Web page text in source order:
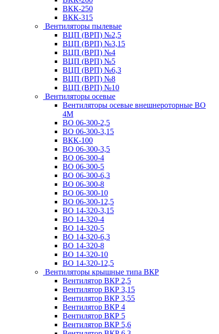
ВКК-250
ВКК-315
Вентиляторы пылевые
ВЦП (ВРП) №2,5
ВЦП (ВРП) №3,15
ВЦП (ВРП) №4
ВЦП (ВРП) №5
ВЦП (ВРП) №6,3
ВЦП (ВРП) №8
ВЦП (ВРП) №10
Вентиляторы осевые
Вентиляторы осевые внешнероторные ВО
4М
ВО 06-300-2,5
ВО 06-300-3,15
ВКК-100
ВО 06-300-3,5
ВО 06-300-4
ВО 06-300-5
ВО 06-300-6,3
ВО 06-300-8
ВО 06-300-10
ВО 06-300-12,5
ВО 14-320-3,15
ВО 14-320-4
ВО 14-320-5
ВО 14-320-6,3
ВО 14-320-8
ВО 14-320-10
ВО 14-320-12,5
Вентиляторы крышные типа ВКР
Вентилятор ВКР 2,5
Вентилятор ВКР 3,15
Вентилятор ВКР 3,55
Вентилятор ВКР 4
Вентилятор ВКР 5
Вентилятор ВКР 5,6